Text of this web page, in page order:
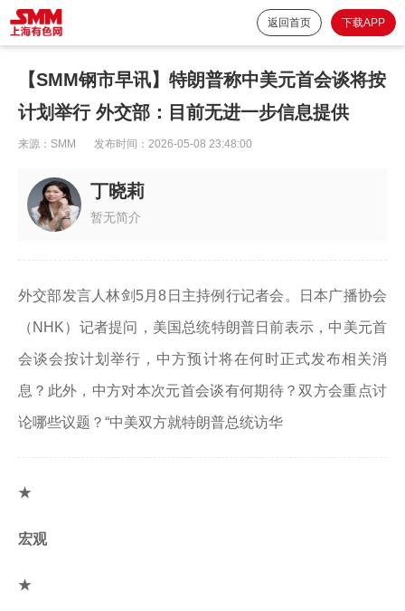
返回首页 下载APP
【SMM钢市早讯】特朗普称中美元首会谈将按
计划举行 外交部：目前无进一步信息提供
来源： SMM 发布时间： 2026-05-08 23:48:00
丁晓莉
暂无简介
外交部发言人林剑5月8日主持例行记者会。日本广播协会
（NHK）记者提问，美国总统特朗普日前表示，中美元首
会谈会按计划举行，中方预计将在何时正式发布相关消
息？此外，中方对本次元首会谈有何期待？双方会重点讨
论哪些议题？“中美双方就特朗普总统访华
★
宏观
★